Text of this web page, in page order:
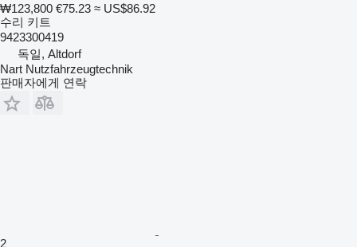
₩123,800 €75.23 ≈ US$86.92
수리 키트
9423300419
독일, Altdorf
Nart Nutzfahrzeugtechnik
판매자에게 연락
2